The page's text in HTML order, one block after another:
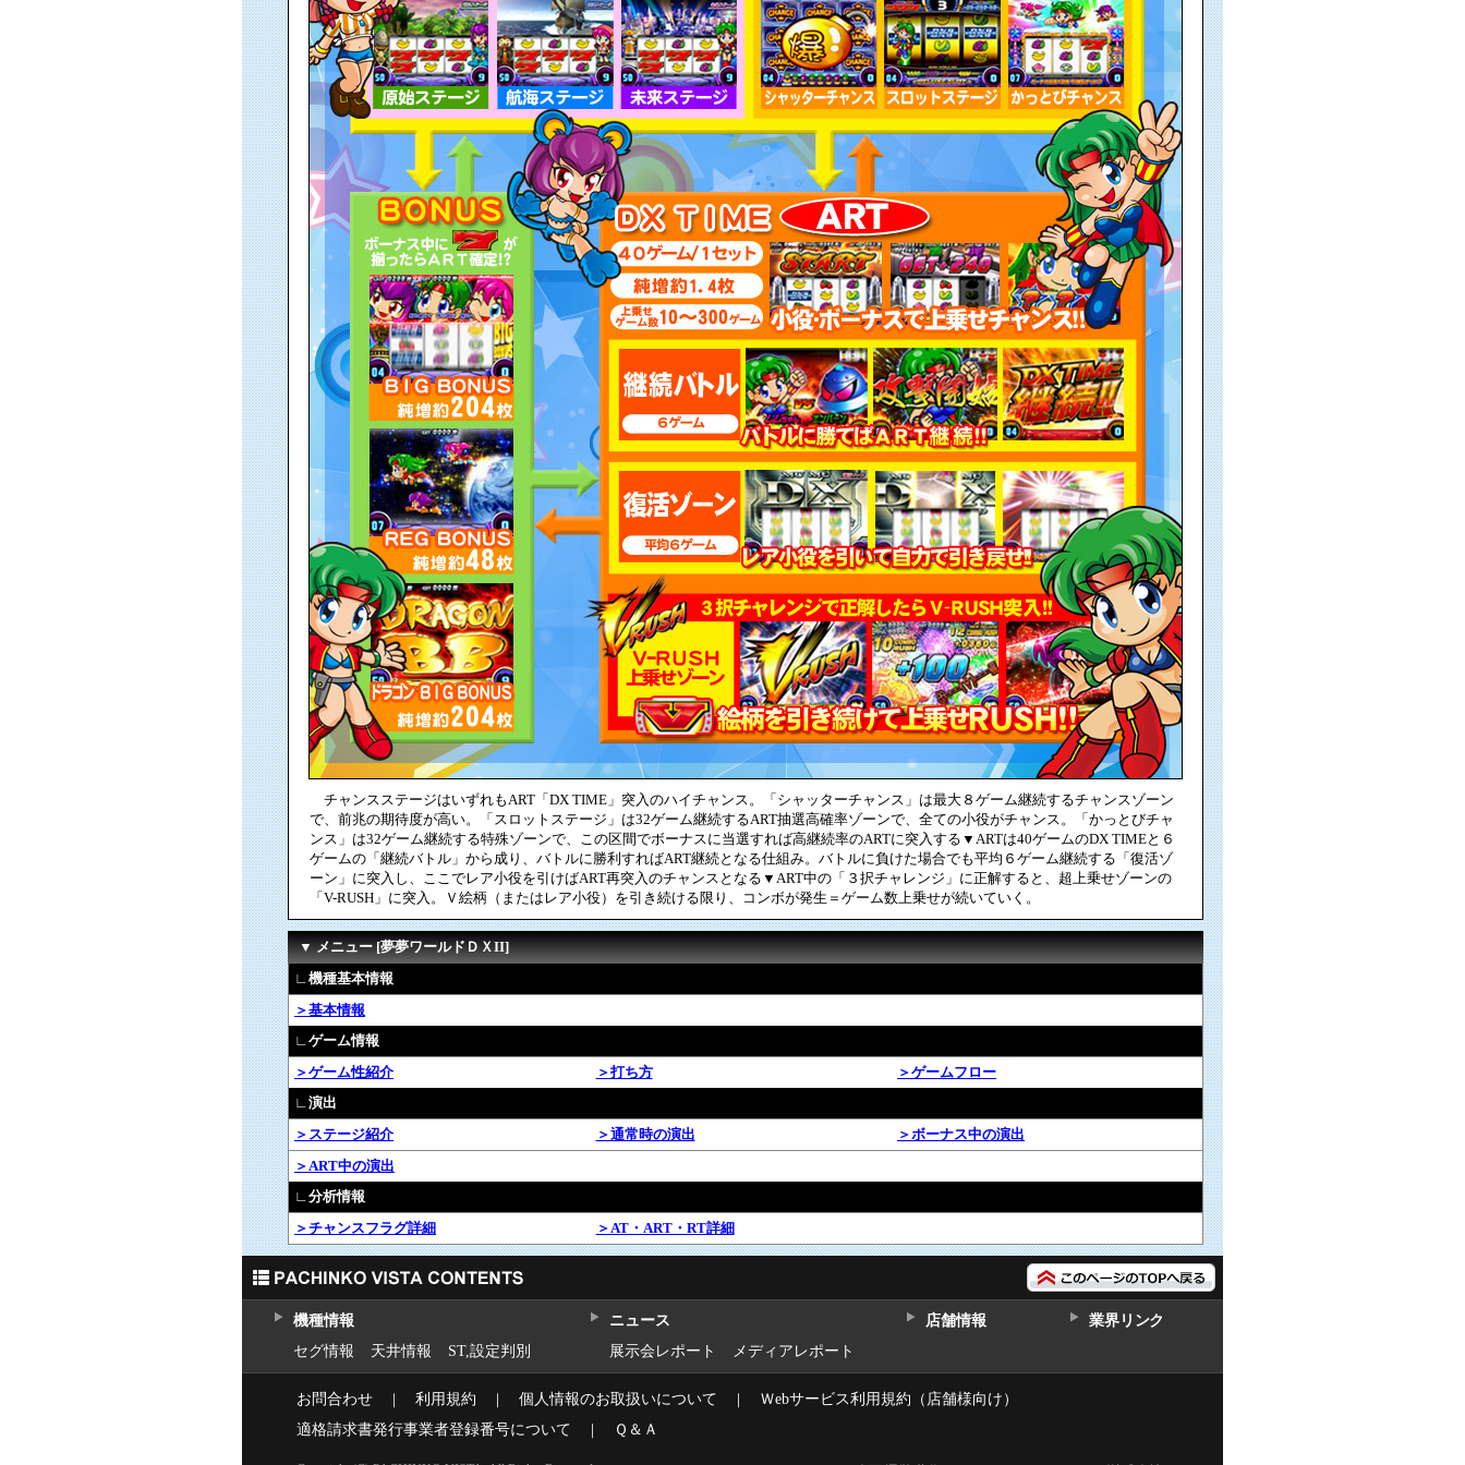
チャンスステージはいずれもART「DX TIME」突入のハイチャンス。「シャッターチャンス」は最大８ゲーム継続するチャンスゾーン
で、前兆の期待度が高い。「スロットステージ」は32ゲーム継続するART抽選高確率ゾーンで、全ての小役がチャンス。「かっとびチャ
ンス」は32ゲーム継続する特殊ゾーンで、この区間でボーナスに当選すれば高継続率のARTに突入する▼ARTは40ゲームのDX TIMEと６
ゲームの「継続バトル」から成り、バトルに勝利すればART継続となる仕組み。バトルに負けた場合でも平均６ゲーム継続する「復活ゾ
ーン」に突入し、ここでレア小役を引けばART再突入のチャンスとなる▼ART中の「３択チャレンジ」に正解すると、超上乗せゾーンの
「V-RUSH」に突入。Ｖ絵柄（またはレア小役）を引き続ける限り、コンボが発生＝ゲーム数上乗せが続いていく。
▼ メニュー [夢夢ワールドＤＸII]
∟機種基本情報
＞基本情報
∟ゲーム情報
＞ゲーム性紹介
＞打ち方
＞ゲームフロー
∟演出
＞ステージ紹介
＞通常時の演出
＞ボーナス中の演出
＞ART中の演出
∟分析情報
＞チャンスフラグ詳細
＞AT・ART・RT詳細
機種情報
セグ情報
天井情報 ST,設定判別
ニュース
展示会レポート
メディアレポート
店舗情報 業界リンク
お問合わせ ｜ 利用規約 ｜ 個人情報のお取扱いについて ｜ Ｗebサービス利用規約（店舗様向け）
適格請求書発行事業者登録番号について ｜ Ｑ＆Ａ